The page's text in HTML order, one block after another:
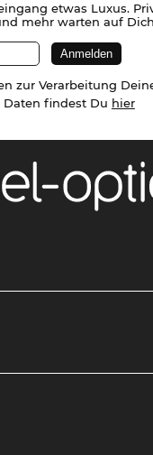
etwas Luxus.
mehr warten auf
zur Verarbeitung
Daten findest Du hier